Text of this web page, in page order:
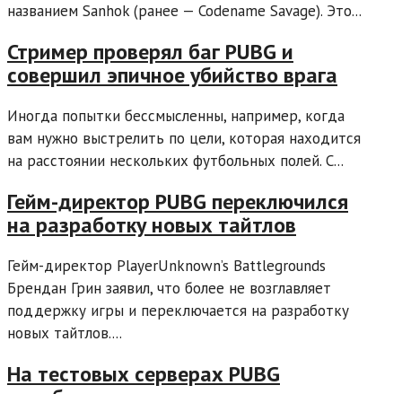
названием Sanhok (ранее — Codename Savage). Это...
Стример проверял баг PUBG и
совершил эпичное убийство врага
Иногда попытки бессмысленны, например, когда
вам нужно выстрелить по цели, которая находится
на расстоянии нескольких футбольных полей. С...
Гейм-директор PUBG переключился
на разработку новых тайтлов
Гейм-директор PlayerUnknown’s Battlegrounds
Брендан Грин заявил, что более не возглавляет
поддержку игры и переключается на разработку
новых тайтлов....
На тестовых серверах PUBG